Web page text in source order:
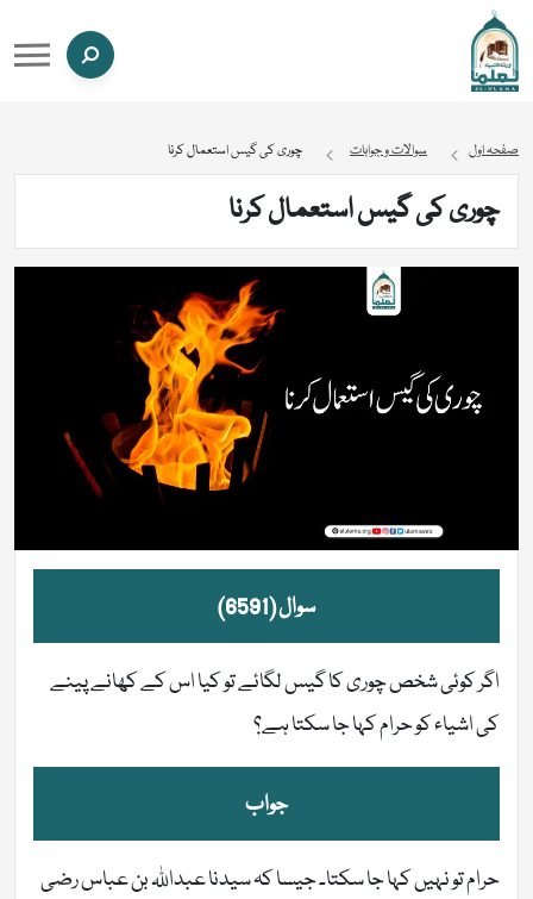
صفحہ اول سوالات و جوابات چوری کی گیس استعمال کرنا
چوری کی گیس استعمال کرنا
سوال (6591)
اگر کوئی شخص چوری کا گیس لگائے تو کیا اس کے کھانے پینے
کی اشیاء کو حرام کہا جا سکتا ہے؟
جواب
حرام تو نہیں کہا جا سکتا۔ جیسا کہ سیدنا عبداللہ بن عباس رضی